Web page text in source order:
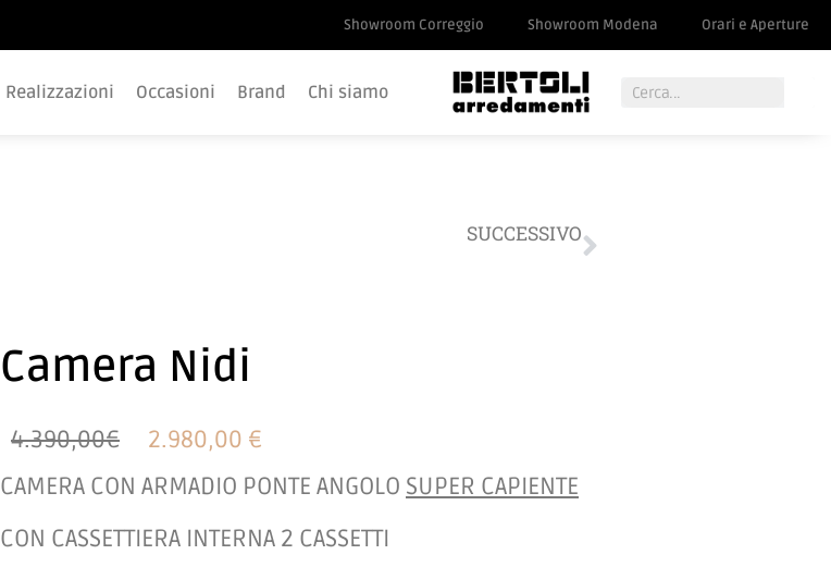
Showroom Correggio Showroom Modena Orari e Aperture
Realizzazioni Occasioni Brand Chi siamo
SUCCESSIVO
Camera Nidi
4.390,00€
2.980,00 €
CAMERA CON ARMADIO PONTE ANGOLO SUPER CAPIENTE
CON CASSETTIERA INTERNA 2 CASSETTI